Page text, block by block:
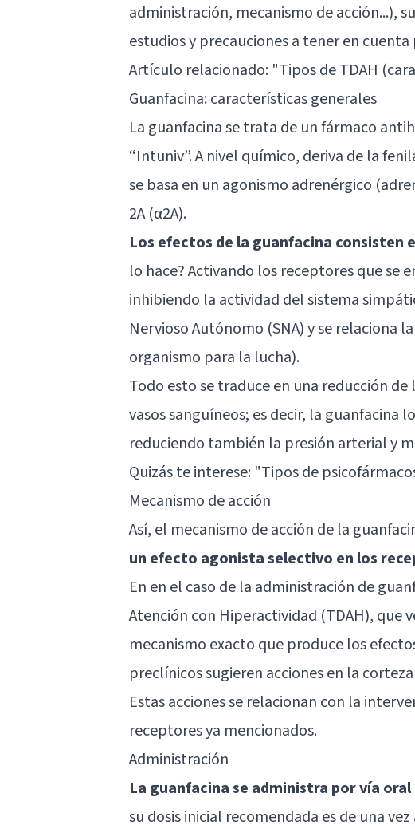
administración, mecanismo de acción...),
estudios y precauciones a tener en
Artículo relacionado: "Tipos de TDAH
Guanfacina: características generales
La guanfacina se trata de un fármaco
“Intuniv”. A nivel químico, deriva de la
se basa en un agonismo adrenérgico
2A (α2A).
Los efectos de la guanfacina consisten
lo hace? Activando los receptores que se
inhibiendo la actividad del sistema
Nervioso Autónomo (SNA) y se relaciona
organismo para la lucha).
Todo esto se traduce en una reducción
vasos sanguíneos; es decir, la guanfacina
reduciendo también la presión arterial y
Quizás te interese: "Tipos de
Mecanismo de acción
Así, el mecanismo de acción de la
un efecto agonista selectivo en los
En en el caso de la administración de
Atención con Hiperactividad (TDAH), que
mecanismo exacto que produce los
preclínicos sugieren acciones en la
Estas acciones se relacionan con la
receptores ya mencionados.
Administración
La guanfacina se administra por vía
su dosis inicial recomendada es de una